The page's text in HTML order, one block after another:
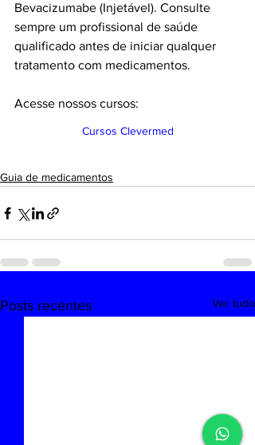
Bevacizumabe (Injetável). Consulte
sempre um profissional de saúde
qualificado antes de iniciar qualquer
tratamento com medicamentos.
Acesse nossos cursos:
Cursos Clevermed
Guia de medicamentos
Posts recentes Ver tudo